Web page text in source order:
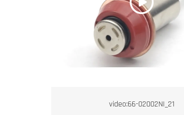
video:66-02002NI_21